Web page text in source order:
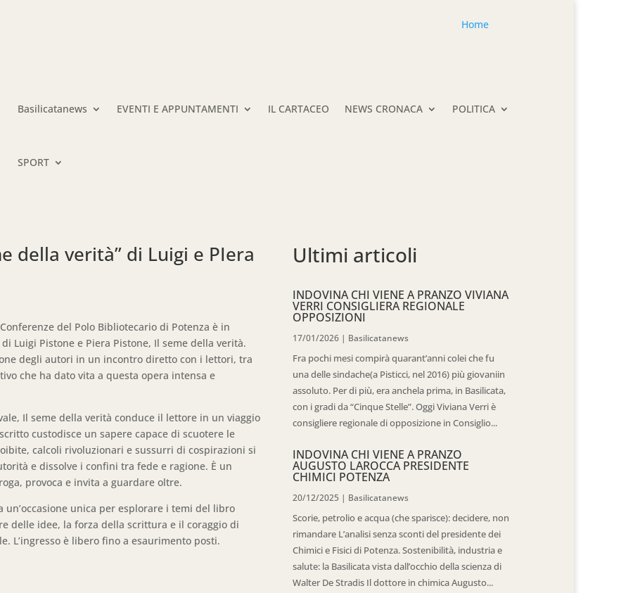
Home
Basilicatanews EVENTI E APPUNTAMENTI IL CARTACEO NEWS CRONACA POLITICA
SPORT
della verità” di Luigi e PIera
del Polo Bibliotecario di Potenza è in
Luigi Pistone e Piera Pistone, Il seme della verità.
degli autori in un incontro diretto con i lettori, tra
che ha dato vita a questa opera intensa e
Il seme della verità conduce il lettore in un viaggio
custodisce un sapere capace di scuotere le
calcoli rivoluzionari e sussurri di cospirazioni si
e dissolve i confini tra fede e ragione. È un
provoca e invita a guardare oltre.
unica per esplorare i temi del libro
delle idee, la forza della scrittura e il coraggio di
L’ingresso è libero fino a esaurimento posti.
Ultimi articoli
INDOVINA CHI VIENE A PRANZO VIVIANA
VERRI CONSIGLIERA REGIONALE
OPPOSIZIONI
17/01/2026| Basilicatanews
Fra pochi mesi compirà quarant’anni colei che fu
una delle sindache(a Pisticci, nel 2016) più giovaniin
assoluto. Per di più, era anchela prima, in Basilicata,
con i gradi da “Cinque Stelle”. Oggi Viviana Verri è
consigliere regionale di opposizione in Consiglio...
INDOVINA CHI VIENE A PRANZO
AUGUSTO LAROCCA PRESIDENTE
CHIMICI POTENZA
20/12/2025 | Basilicatanews
Scorie, petrolio e acqua (che sparisce): decidere, non
rimandare L’analisi senza sconti del presidente dei
Chimici e Fisici di Potenza. Sostenibilità, industria e
salute: la Basilicata vista dall’occhio della scienza di
Walter De Stradis Il dottore in chimica Augusto...